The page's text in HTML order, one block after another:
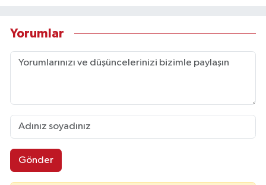
Yorumlar
Gönder